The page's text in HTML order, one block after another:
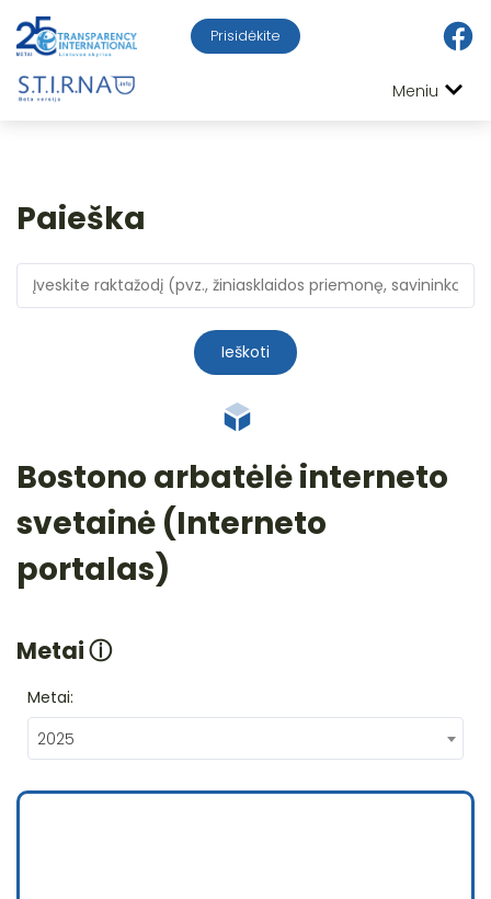
Prisidėkite
Meniu
Paieška
Ieškoti
Bostono arbatėlė interneto
svetainė (Interneto
portalas)
Metaiⓘ
Metai:
2025